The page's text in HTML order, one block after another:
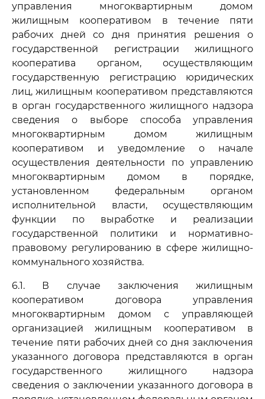
управления многоквартирным домом
жилищным кооперативом в течение пяти
рабочих дней со дня принятия решения о
государственной регистрации жилищного
кооператива органом, осуществляющим
государственную регистрацию юридических
лиц, жилищным кооперативом представляются
в орган государственного жилищного надзора
сведения о выборе способа управления
многоквартирным домом жилищным
кооперативом и уведомление о начале
осуществления деятельности по управлению
многоквартирным домом в порядке,
установленном федеральным органом
исполнительной власти, осуществляющим
функции по выработке и реализации
государственной политики и нормативно-
правовому регулированию в сфере жилищно-
коммунального хозяйства.
6.1. В случае заключения жилищным
кооперативом договора управления
многоквартирным домом с управляющей
организацией жилищным кооперативом в
течение пяти рабочих дней со дня заключения
указанного договора представляются в орган
государственного жилищного надзора
сведения о заключении указанного договора в